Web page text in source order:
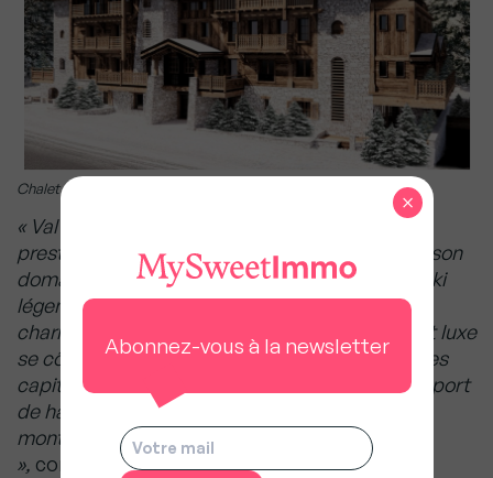
Chalet à Val d’Isère, vendu 38 millions d’euros en 2025
« Val d’Isère est l’une des stations les plus
prestigieuses des Alpes, réputée à la fois pour son
domaine skiable et pour son ambiance après-ski
légendaire, elle demeure dynamique, pleine de
charme, authentique et familiale où tradition et luxe
se côtoient. Elle a su s’imposer comme l’une des
capitales mondiales du ski sans se réduire au sport
de haut niveau mais embrassant tout ce que la
montagne a de mieux à offrir hiver comme été
», conclut Charles-Antoine Sialelli.
Abonnez-vous à la newsletter
×